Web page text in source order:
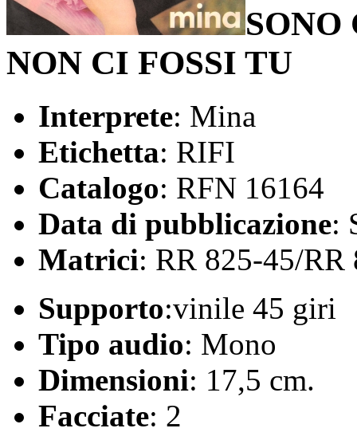
NON CI FOSSI TU
Interprete: Mina
Etichetta: RIFI
Catalogo: RFN 16164
Data di pubblicazione:
Matrici: RR 825-45/RR
Supporto:vinile 45 giri
Tipo audio: Mono
Dimensioni: 17,5 cm.
Facciate: 2